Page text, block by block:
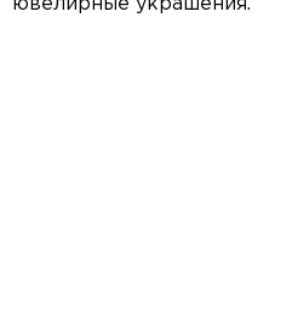
ювелирные украшения.